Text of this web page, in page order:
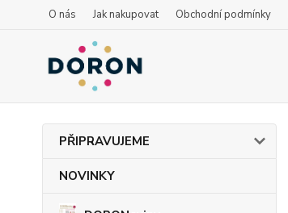
O nás Jak nakupovat Obchodní podmínky
PŘIPRAVUJEME
NOVINKY